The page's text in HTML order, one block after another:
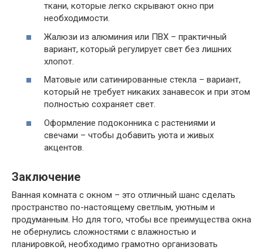
ткани, которые легко скрывают окно при
необходимости.
Жалюзи из алюминия или ПВХ – практичный
вариант, который регулирует свет без лишних
хлопот.
Матовые или сатинированные стекла – вариант,
который не требует никаких занавесок и при этом
полностью сохраняет свет.
Оформление подоконника с растениями и
свечами – чтобы добавить уюта и живых
акцентов.
Заключение
Ванная комната с окном – это отличный шанс сделать
пространство по-настоящему светлым, уютным и
продуманным. Но для того, чтобы все преимущества окна
не обернулись сложностями с влажностью и
планировкой, необходимо грамотно организовать